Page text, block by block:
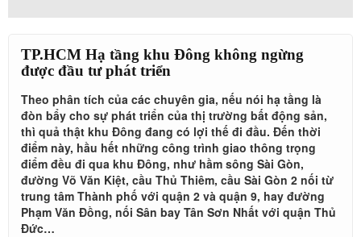
tư
phát
triển
tư
phát
triển
TP.HCM Hạ tầng khu Đông không ngừng
được đầu tư phát triển
Theo phân tích của các chuyên gia, nếu nói hạ tầng là
đòn bẩy cho sự phát triển của thị trường bất động sản,
thì quả thật khu Đông đang có lợi thế đi đầu. Đến thời
điểm này, hầu hết những công trình giao thông trọng
điểm đều đi qua khu Đông, như hầm sông Sài Gòn,
đường Võ Văn Kiệt, cầu Thủ Thiêm, cầu Sài Gòn 2 nối từ
trung tâm Thành phố với quận 2 và quận 9, hay đường
Phạm Văn Đồng, nối Sân bay Tân Sơn Nhất với quận Thủ
Đức…